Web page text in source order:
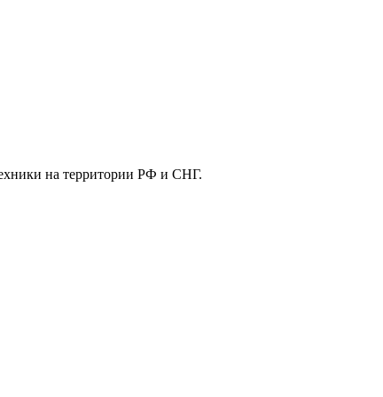
на территории РФ и СНГ.